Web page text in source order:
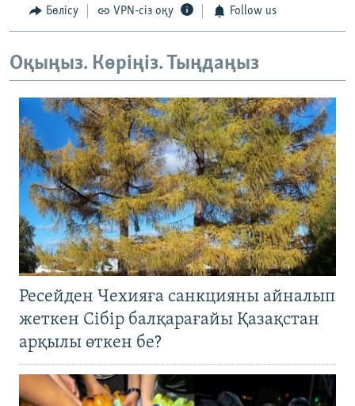
Бөлісу VPN-сіз оқу Follow us
Оқыңыз. Көріңіз. Тыңдаңыз
Ресейден Чехияға санкцияны айналып
жеткен Сібір балқарағайы Қазақстан
арқылы өткен бе?